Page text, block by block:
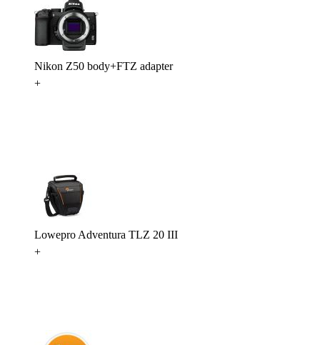
Nikon Z50 body+FTZ adapter
+
Lowepro Adventura TLZ 20 III
+